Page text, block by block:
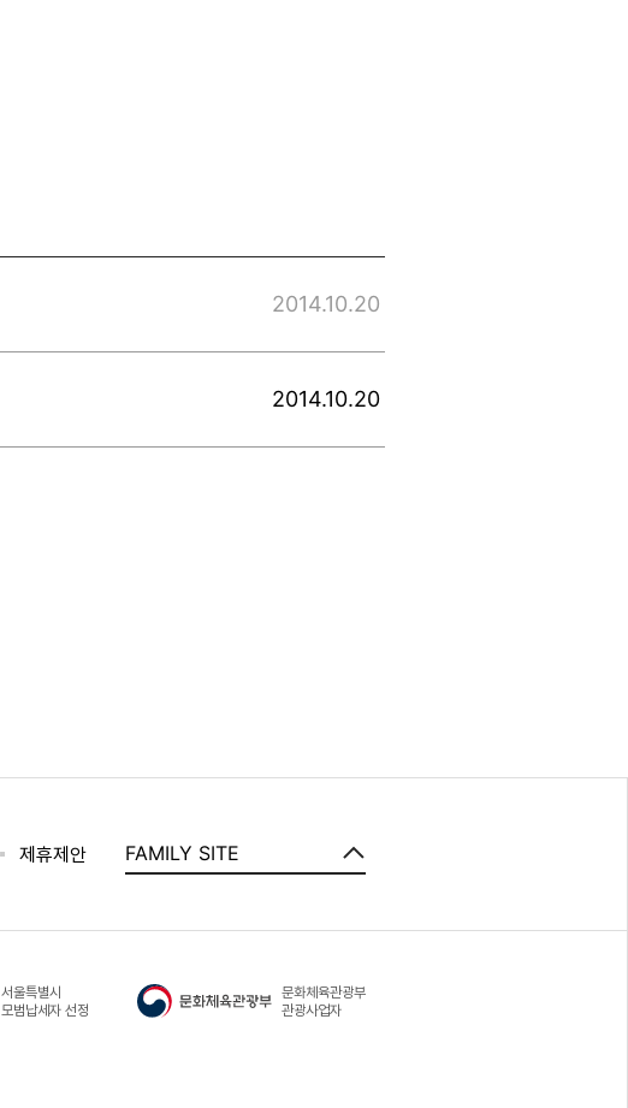
2014.10.20
2014.10.20
제휴제안 FAMILY SITE
서울특별시
모범납세자 선정
문화체육관광부
관광사업자